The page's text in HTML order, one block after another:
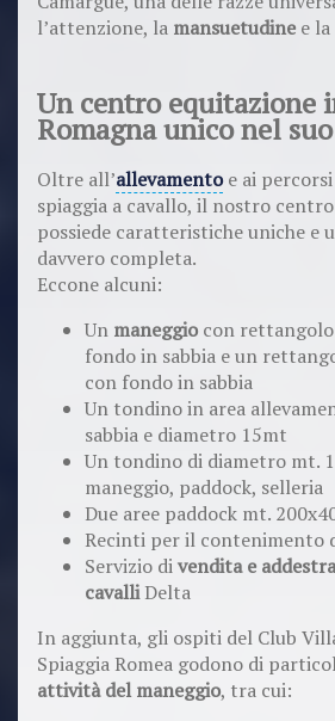
l’attenzione, la mansuetudine e la
Un centro equitazione
Romagna unico nel
Oltre all’allevamentoe ai
spiaggia a cavallo, il nostro
possiede caratteristiche uniche e
davvero completa.
Eccone alcuni:
Un maneggio con
fondo in sabbia e un
con fondo in sabbia
Un tondino in area
sabbia e diametro 15mt
Un tondino di diametro mt.
maneggio, paddock, selleria
Due aree paddock mt.
Recinti per il contenimento
Servizio divendita e
cavalliDelta
In aggiunta, gli ospiti del Club
Spiaggia Romea godono di
attività del maneggio, tra cui: